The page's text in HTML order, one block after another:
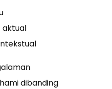
aktual
dibanding